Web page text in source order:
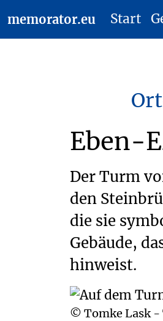
memorator.eu Start
Eben-
Der Turm
den
die sie
Gebäude,
hinweist.
© Tomke Lask -